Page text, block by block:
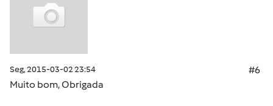
Seg, 2015-03-02 23:54
#6
Muito bom, Obrigada